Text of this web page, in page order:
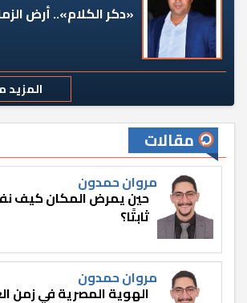
«دكر الكلام».. أرض
المزيد
مقالات
مروان حمدون
حين يمرض المكان كيف
ثابتًا؟
مروان حمدون
الهوية المصرية في زمن